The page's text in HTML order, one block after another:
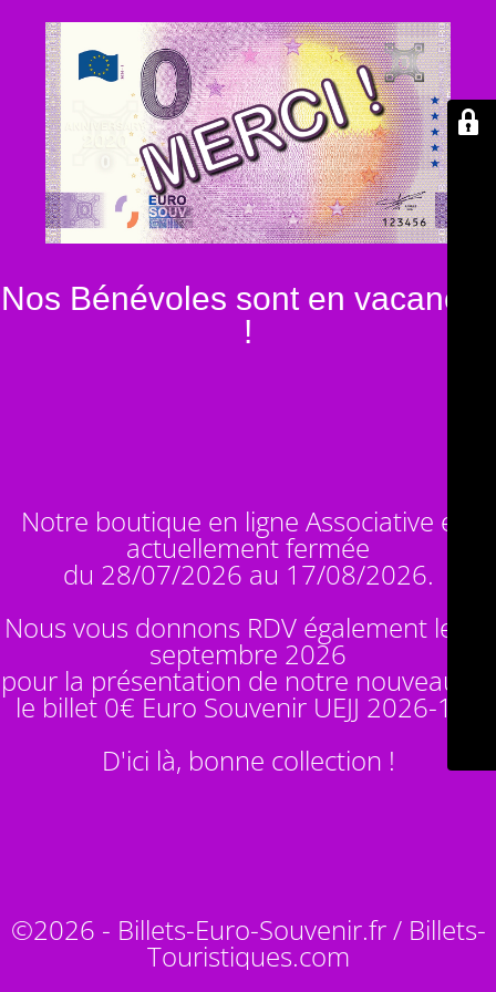
Nos Bénévoles sont en vacances
!
Notre boutique en ligne Associative est
actuellement fermée
du 28/07/2026 au 17/08/2026.
Nous vous donnons RDV également le 14
septembre 2026
pour la présentation de notre nouveauté :
le billet 0€ Euro Souvenir UEJJ 2026-10
D'ici là, bonne collection !
©2026 - Billets-Euro-Souvenir.fr / Billets-
Touristiques.com